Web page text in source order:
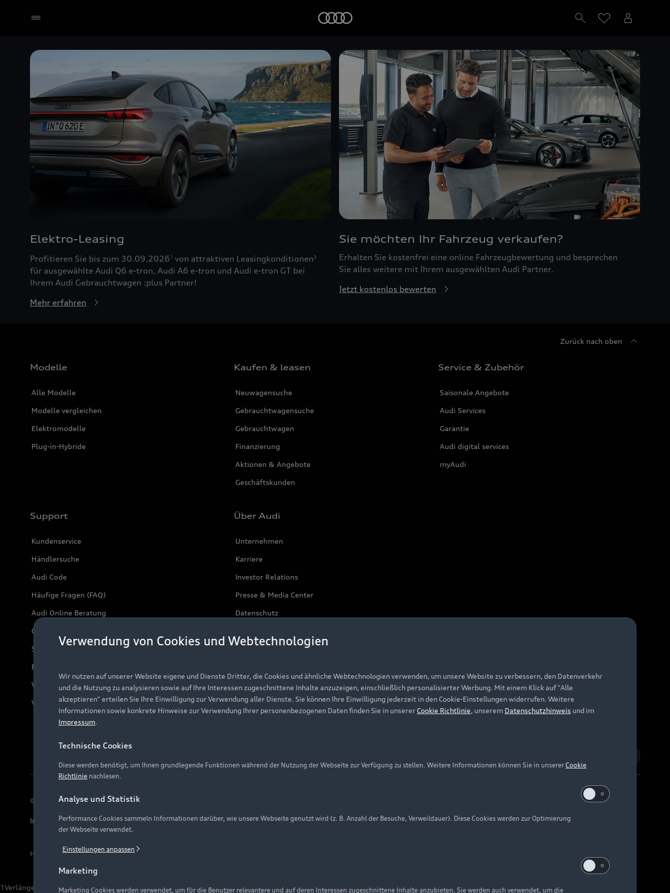
Verwendung von Cookies und Webtechnologien
Wir nutzen auf unserer Website eigene und Dienste Dritter, die Cookies und ähnliche Webtechnologien verwenden, um unsere Website zu verbessern, den Datenverkehr
und die Nutzung zu analysieren sowie auf Ihre Interessen zugeschnittene Inhalte anzuzeigen, einschließlich personalisierter Werbung. Mit einem Klick auf "Alle
akzeptieren" erteilen Sie Ihre Einwilligung zur Verwendung aller Dienste. Sie können Ihre Einwilligung jederzeit in den Cookie-Einstellungen widerrufen. Weitere
Informationen sowie konkrete Hinweise zur Verwendung Ihrer personenbezogenen Daten finden Sie in unserer Cookie Richtlinie, unserem Datenschutzhinweis und im
Impressum.
Technische Cookies
Diese werden benötigt, um Ihnen grundlegende Funktionen während der Nutzung der Webseite zur Verfügung zu stellen. Weitere Informationen können Sie in unsererCookie
Richtlinie nachlesen.
Analyse und Statistik
Performance Cookies sammeln Informationen darüber, wie unsere Webseite genutzt wird (z. B. Anzahl der Besuche, Verweildauer). Diese Cookies werden zur Optimierung
der Webseite verwendet.
Einstellungen anpassen
Marketing
Marketing Cookies werden verwendet, um für die Benutzer relevantere und auf deren Interessen zugeschnittene Inhalte anzubieten. Sie werden auch verwendet, um die
Elektro-Leasing
Profitieren Sie bis zum 30.09.20261 von attraktiven Leasingkonditionen2
für ausgewählte Audi Q6 e-tron, Audi A6 e-tron und Audi e-tron GT bei
Ihrem Audi Gebrauchtwagen :plus Partner!
Mehr erfahren
Sie möchten Ihr Fahrzeug verkaufen?
Erhalten Sie kostenfrei eine online Fahrzeugbewertung und besprechen
Sie alles weitere mit Ihrem ausgewählten Audi Partner.
Jetzt kostenlos bewerten
Zurück nach oben
Modelle
Alle Modelle
Modelle vergleichen
Elektromodelle
Plug-in-Hybride
Kaufen & leasen
Neuwagensuche
Gebrauchtwagensuche
Gebrauchtwagen
Finanzierung
Aktionen & Angebote
Geschäftskunden
Service & Zubehör
Saisonale Angebote
Audi Services
Garantie
Audi digital services
myAudi
Support
Kundenservice
Händlersuche
Audi Code
Häufige Fragen (FAQ)
Audi Online Beratung
Online-Terminvereinbarung
Servicekontakt
Bordbuch & Bedienungsanleitungen
Verträge kündigen
Vertrag widerrufen
Über Audi
Unternehmen
Karriere
Investor Relations
Presse & Media Center
Datenschutz
© 2026 AUDI AG. Alle Rechte vorbehalten
Impressum Rechtliches Hinweisgebersystem Datenschutzinformation Cookie-Einstellungen Cookie-Richtlinie Barrierefreiheit Digital Services Act
Hinweis: Die aktuelle Darstellung und Anordnung der Embleme am Fahrzeug bei allen Abbildungen auf dieser Webseite kann abweichen.
1Verlängerung vorbehalten.